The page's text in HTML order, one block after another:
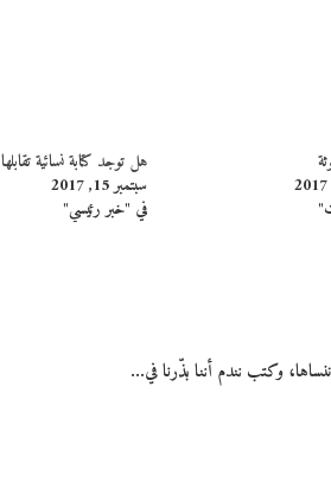
هل توجد كتابة نسائية
سبتمبر 15, 2017
في "خبر رئيسي"
وكتب نندم أننا بذّرنا في…